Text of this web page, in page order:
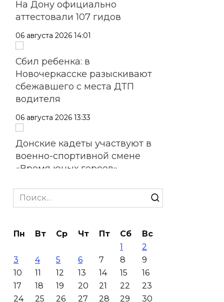
На Дону официально
аттестовали 107 гидов
06 августа 2026 14:01
Сбил ребенка: в
Новочеркасске разыскивают
сбежавшего с места ДТП
водителя
06 августа 2026 13:33
Донские кадеты участвуют в
военно-спортивной смене
«Время юных героев»
06 августа 2026 13:33
золото синхронисток:
основные события 5 августа
06 августа 2026 13:33
Теннисистка Любовь
Search
for:
Пн Вт Ср Чт Пт Сб
Вс
1
2
3
4 5 6 7 8
9
10
11 12 13 14 15
16
17
18 19 20 21 22
23
24
25 26 27 28 29
30